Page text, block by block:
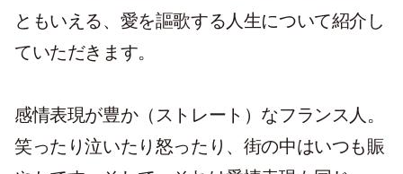
ともいえる、愛を謳歌する人生について紹介し
ていただきます。
感情表現が豊か（ストレート）なフランス人。
笑ったり泣いたり怒ったり、街の中はいつも賑